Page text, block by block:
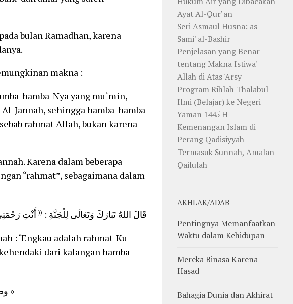
bulan Ramadhan, karena
makna :
hamba-Nya yang mu`min,
Jannah, sehingga hamba-hamba
rahmat Allah, bukan karena
Karena dalam beberapa
“rahmat”, sebagaimana dalam
قَالَ اللهُ تَبَارَكَ وَتَعَالَى لِلْجَنَّةِ : (( أَنْتِ
: ‘Engkau adalah rahmat-Ku
dari kalangan hamba-
« وصفدت الشياطين »
Ayat Al-Qur’an
Seri Asmaul Husna: as-
Sami' al-Bashir
Penjelasan yang Benar
tentang Makna Istiwa'
Allah di Atas 'Arsy
Program Rihlah Thalabul
Ilmi (Belajar) ke Negeri
Yaman 1445 H
Kemenangan Islam di
Perang Qadisiyyah
Termasuk Sunnah, Amalan
Qailulah
AKHLAK/ADAB
Pentingnya Memanfaatkan
Waktu dalam Kehidupan
Mereka Binasa Karena
Hasad
Bahagia Dunia dan Akhirat